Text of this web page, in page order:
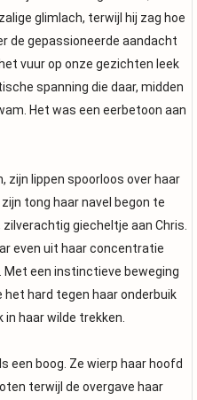
glimlach, terwijl hij zag hoe
de gepassioneerde aandacht
vuur op onze gezichten leek
spanning die daar, midden
Het was een eerbetoon aan
zijn lippen spoorloos over haar
tong haar navel begon te
giecheltje aan Chris.
even uit haar concentratie
Met een instinctieve beweging
hard tegen haar onderbuik
haar wilde trekken.
een boog. Ze wierp haar hoofd
terwijl de overgave haar